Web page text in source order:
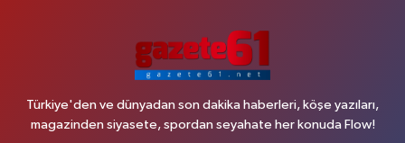
Türkiye'den ve dünyadan son dakika haberleri, köşe yazıları,
magazinden siyasete, spordan seyahate her konuda Flow!